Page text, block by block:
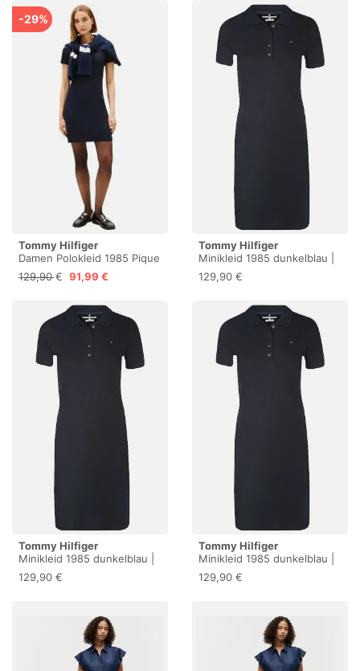
-29%
Tommy Hilfiger
Damen Polokleid 1985 Pique
Slim Fit, Blau (Desert Sky),
XS
129,90 € 91,99 €
Tommy Hilfiger
Minikleid 1985 dunkelblau |
XL
129,90 €
Tommy Hilfiger
Minikleid 1985 dunkelblau |
XS
129,90 €
Tommy Hilfiger
Minikleid 1985 dunkelblau |
M
129,90 €